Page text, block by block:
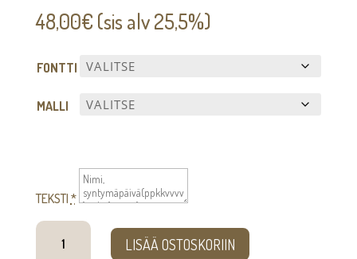
48,00€ (sis alv 25,5%)
FONTTI
MALLI
TEKSTI *
Aarre
LISÄÄ OSTOSKORIIN